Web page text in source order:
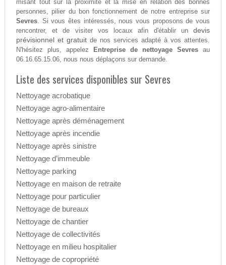
misant tout sur la proximité et la mise en relation des bonnes
personnes, pilier du bon fonctionnement de notre entreprise sur
Sevres. Si vous êtes intéressés, nous vous proposons de vous
rencontrer, et de visiter vos locaux afin d'établir undevis
prévisionnel et gratuitde nos services adapté à vos attentes.
N'hésitez plus, appelez
Entreprise de nettoyage Sevres au
06.16.65.15.06, nous nous déplaçons sur demande.
Liste des services disponibles sur Sevres
Nettoyage acrobatique
Nettoyage agro-alimentaire
Nettoyage après déménagement
Nettoyage après incendie
Nettoyage après sinistre
Nettoyage d’immeuble
Nettoyage parking
Nettoyage en maison de retraite
Nettoyage pour particulier
Nettoyage de bureaux
Nettoyage de chantier
Nettoyage de collectivités
Nettoyage en milieu hospitalier
Nettoyage de copropriété